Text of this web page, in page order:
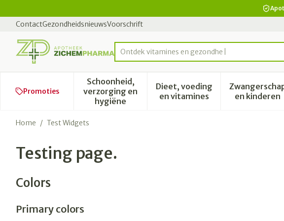
ContactGezondheidsnieuwsVoorschrift
Product, merk, categorie...
Promoties
Schoonheid,
verzorging en
hygiëne
Toon submenu voor Schoonheid, verzorging
Dieet, voeding
en vitaminesToon submenu voor
en kinderen
Toon
Home / Test Widgets
Testing page.
Colors
Primary colors